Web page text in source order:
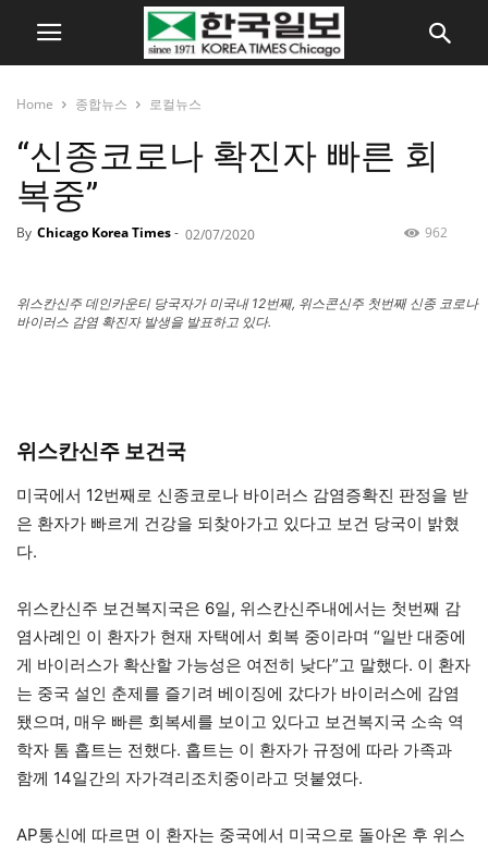
Home 종합뉴스 로컬뉴스
“신종코로나 확진자 빠른 회
복중”
By Chicago Korea Times- 02/07/2020 962
위스칸신주 데인카운티 당국자가 미국내 12번째, 위스콘신주 첫번째 신종 코로나
바이러스 감염 확진자 발생을 발표하고 있다.
위스칸신주 보건국
미국에서 12번째로 신종코로나 바이러스 감염증확진 판정을 받
은 환자가 빠르게 건강을 되찾아가고 있다고 보건 당국이 밝혔
다.
위스칸신주 보건복지국은 6일, 위스칸신주내에서는 첫번째 감
염사례인 이 환자가 현재 자택에서 회복 중이라며 “일반 대중에
게 바이러스가 확산할 가능성은 여전히 낮다”고 말했다. 이 환자
는 중국 설인 춘제를 즐기려 베이징에 갔다가 바이러스에 감염
됐으며, 매우 빠른 회복세를 보이고 있다고 보건복지국 소속 역
학자 톰 홉트는 전했다. 홉트는 이 환자가 규정에 따라 가족과
함께 14일간의 자가격리조치중이라고 덧붙였다.
AP통신에 따르면 이 환자는 중국에서 미국으로 돌아온 후 위스